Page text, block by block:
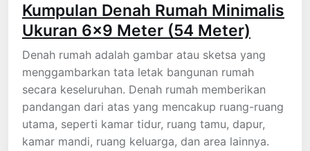
Kumpulan Denah Rumah Minimalis
Ukuran 6×9 Meter (54 Meter)
Denah rumah adalah gambar atau sketsa yang
menggambarkan tata letak bangunan rumah
secara keseluruhan. Denah rumah memberikan
pandangan dari atas yang mencakup ruang-ruang
utama, seperti kamar tidur, ruang tamu, dapur,
kamar mandi, ruang keluarga, dan area lainnya.